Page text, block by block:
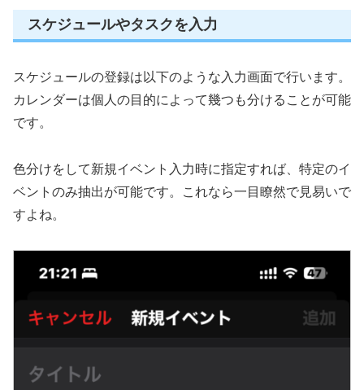
スケジュールやタスクを入力
スケジュールの登録は以下のような入力画面で行います。
カレンダーは個人の目的によって幾つも分けることが可能
です。
色分けをして新規イベント入力時に指定すれば、特定のイ
ベントのみ抽出が可能です。これなら一目瞭然で見易いで
すよね。